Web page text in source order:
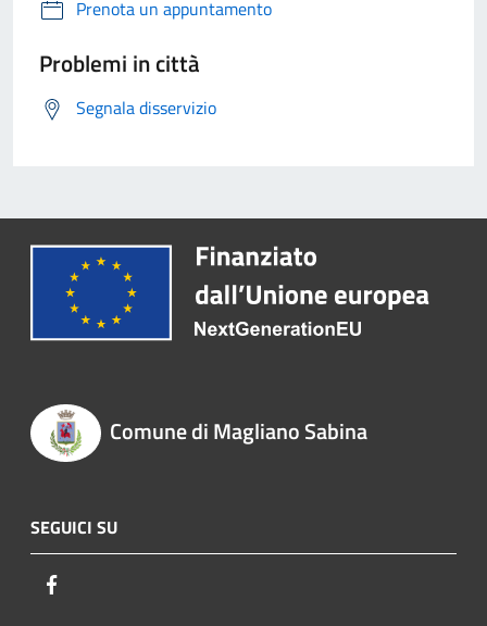
Prenota un appuntamento
Problemi in città
Segnala disservizio
Comune di Magliano Sabina
SEGUICI SU